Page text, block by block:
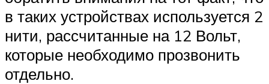
в таких устройствах используется 2
нити, рассчитанные на 12 Вольт,
которые необходимо прозвонить
отдельно.